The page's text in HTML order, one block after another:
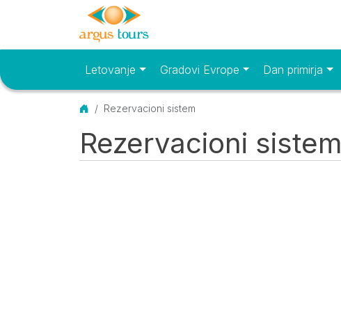
Osnovni meniLetovanje Gradovi Evrope Dan primirja
Početna
Rezervacioni sistem
Rezervacioni sistem